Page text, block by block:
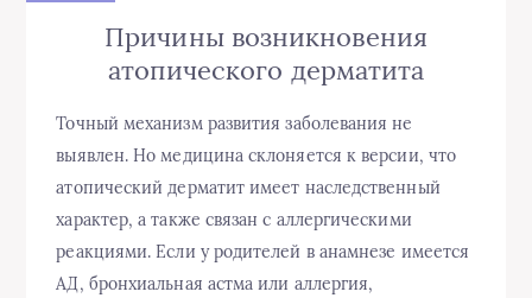
Причины возникновения
атопического дерматита
Точный механизм развитиязаболевания не
выявлен. Но медицина склоняется к версии, что
атопический дерматит имеет наследственный
характер, а также связан с аллергическими
реакциями. Если у родителей в анамнезе имеется
АД, бронхиальная астма или аллергия,